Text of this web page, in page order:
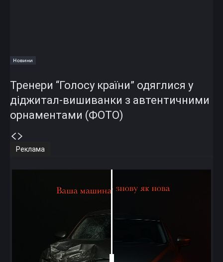
Новини
Тренери “Голосу країни” одяглися у
діджитал-вишиванки з автентичними
орнаментами (ФОТО)
Реклама